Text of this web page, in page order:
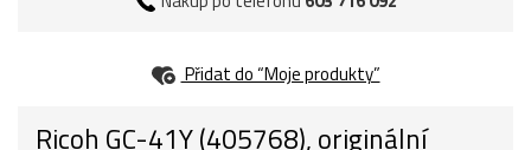
Přidat do “Moje produkty”
Ricoh GC-41Y (405768), originální